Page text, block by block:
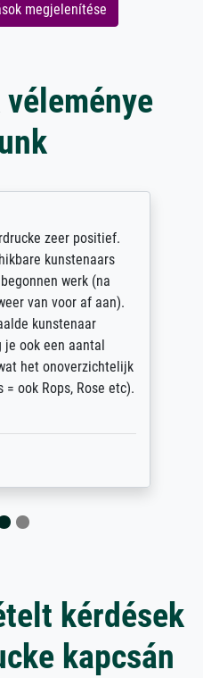
megjelenítése
zeer positief.
kunstenaars
werk (na
van voor af aan).
kunstenaar
ook een aantal
het onoverzichtelijk
ook Rops, Rose etc).
kérdések
kapcsán